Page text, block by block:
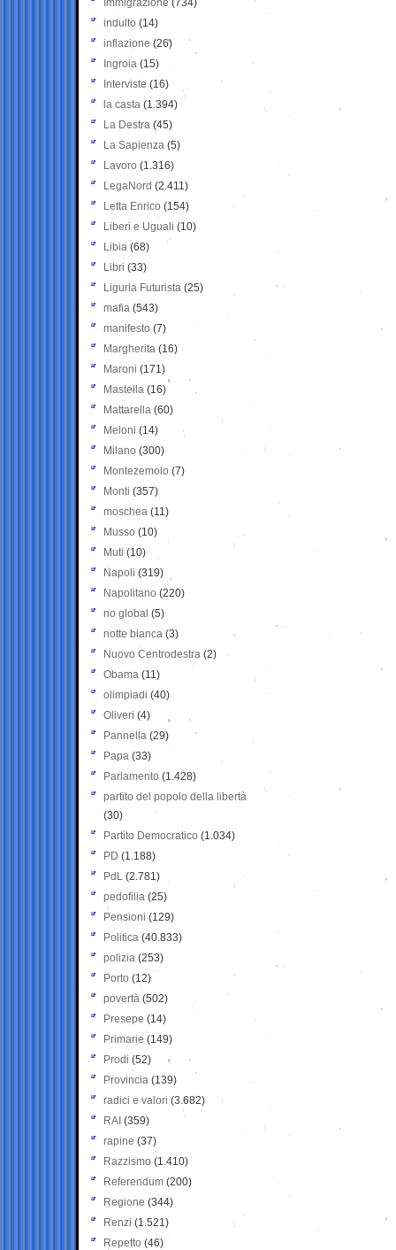
Immigrazione (734)
indulto (14)
inflazione (26)
Ingroia (15)
Interviste (16)
la casta (1.394)
La Destra (45)
La Sapienza (5)
Lavoro (1.316)
LegaNord (2.411)
Letta Enrico (154)
Liberi e Uguali (10)
Libia (68)
Libri (33)
Liguria Futurista (25)
mafia (543)
manifesto (7)
Margherita (16)
Maroni (171)
Mastella (16)
Mattarella (60)
Meloni (14)
Milano (300)
Montezemolo (7)
Monti (357)
moschea (11)
Musso (10)
Muti (10)
Napoli (319)
Napolitano (220)
no global (5)
notte bianca (3)
Nuovo Centrodestra (2)
Obama (11)
olimpiadi (40)
Oliveri (4)
Pannella (29)
Papa (33)
Parlamento (1.428)
partito del popolo della libertà
(30)
Partito Democratico (1.034)
PD (1.188)
PdL (2.781)
pedofilia (25)
Pensioni (129)
Politica (40.833)
polizia (253)
Porto (12)
povertà (502)
Presepe (14)
Primarie (149)
Prodi (52)
Provincia (139)
radici e valori (3.682)
RAI (359)
rapine (37)
Razzismo (1.410)
Referendum (200)
Regione (344)
Renzi (1.521)
Repetto (46)